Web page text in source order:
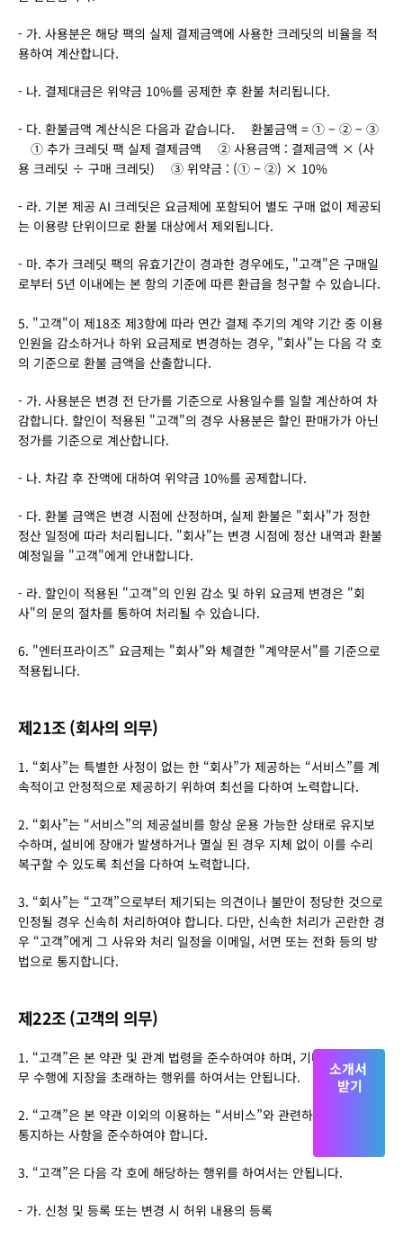
- 가. 사용분은 해당 팩의 실제 결제금액에 사용한 크레딧의 비율을 적
용하여 계산합니다.
- 나. 결제대금은 위약금 10%를 공제한 후 환불 처리됩니다.
- 다. 환불금액 계산식은 다음과 같습니다. 　환불금액 = ① − ② − ③
① 추가 크레딧 팩 실제 결제금액 　② 사용금액 : 결제금액 × (사
용 크레딧 ÷ 구매 크레딧) 　③ 위약금 : (① − ②) × 10%
- 라. 기본 제공 AI 크레딧은 요금제에 포함되어 별도 구매 없이 제공되
는 이용량 단위이므로 환불 대상에서 제외됩니다.
- 마. 추가 크레딧 팩의 유효기간이 경과한 경우에도, "고객"은 구매일
로부터 5년 이내에는 본 항의 기준에 따른 환급을 청구할 수 있습니다.
5. "고객"이 제18조 제3항에 따라 연간 결제 주기의 계약 기간 중 이용
인원을 감소하거나 하위 요금제로 변경하는 경우, "회사"는 다음 각 호
의 기준으로 환불 금액을 산출합니다.
- 가. 사용분은 변경 전 단가를 기준으로 사용일수를 일할 계산하여 차
감합니다. 할인이 적용된 "고객"의 경우 사용분은 할인 판매가가 아닌
정가를 기준으로 계산합니다.
- 나. 차감 후 잔액에 대하여 위약금 10%를 공제합니다.
- 다. 환불 금액은 변경 시점에 산정하며, 실제 환불은 "회사"가 정한
정산 일정에 따라 처리됩니다. "회사"는 변경 시점에 정산 내역과 환불
예정일을 "고객"에게 안내합니다.
- 라. 할인이 적용된 "고객"의 인원 감소 및 하위 요금제 변경은 "회
사"의 문의 절차를 통하여 처리될 수 있습니다.
6. "엔터프라이즈" 요금제는 "회사"와 체결한 "계약문서"를 기준으로
적용됩니다.
제21조 (회사의 의무)
1. “회사”는 특별한 사정이 없는 한 “회사”가 제공하는 “서비스”를 계
속적이고 안정적으로 제공하기 위하여 최선을 다하여 노력합니다.
2. “회사”는 “서비스”의 제공설비를 항상 운용 가능한 상태로 유지보
수하며, 설비에 장애가 발생하거나 멸실 된 경우 지체 없이 이를 수리
복구할 수 있도록 최선을 다하여 노력합니다.
3. “회사”는 “고객”으로부터 제기되는 의견이나 불만이 정당한 것으로
인정될 경우 신속히 처리하여야 합니다. 다만, 신속한 처리가 곤란한 경
우 “고객”에게 그 사유와 처리 일정을 이메일, 서면 또는 전화 등의 방
법으로 통지합니다.
제22조 (고객의 의무)
1. “고객”은 본 약관 및 관계 법령을 준수하여야 하며, 기타 회사의 업
무 수행에 지장을 초래하는 행위를 하여서는 안됩니다.
2. “고객”은 본 약관 이외의 이용하는 “서비스”와 관련하여 “회사”가
통지하는 사항을 준수하여야 합니다.
3. “고객”은 다음 각 호에 해당하는 행위를 하여서는 안됩니다.
- 가. 신청 및 등록 또는 변경 시 허위 내용의 등록
소개서
받기